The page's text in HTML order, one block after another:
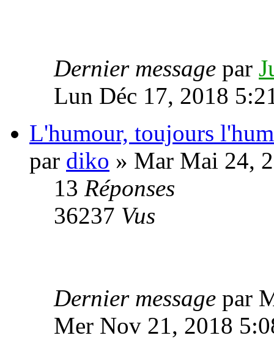
Dernier message par
Lun Déc 17, 2018
L'humour, toujours
par diko » Mar Mai 24,
13 Réponses
36237 Vus
Dernier message par
Mer Nov 21, 2018